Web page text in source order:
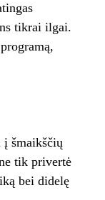
tikrai ilgai.
į šmaikščių
tik privertė
bei didelę